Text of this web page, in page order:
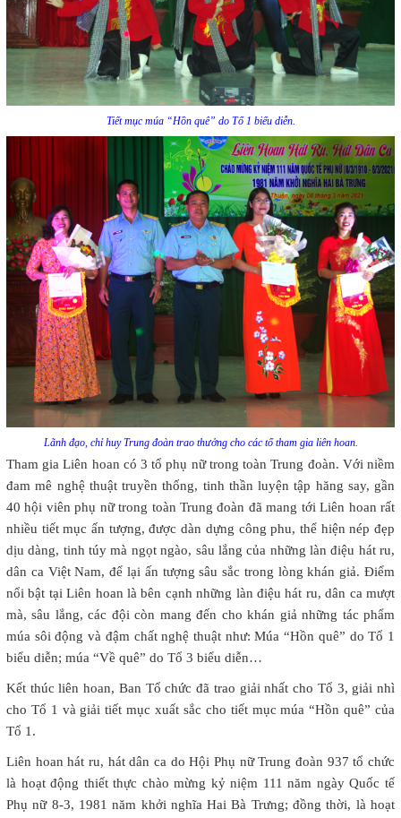
Tiết mục múa “Hồn quê” do Tổ 1 biểu diễn.
Lãnh đạo, chỉ huy Trung đoàn trao thưởng cho các tổ tham gia liên hoan.
Tham gia Liên hoan có 3 tổ phụ nữ trong toàn Trung đoàn. Với niềm
đam mê nghệ thuật truyền thống, tinh thần luyện tập hăng say, gần
40 hội viên phụ nữ trong toàn Trung đoàn đã mang tới Liên hoan rất
nhiều tiết mục ấn tượng, được dàn dựng công phu, thể hiện nép đẹp
dịu dàng, tinh túy mà ngọt ngào, sâu lắng của những làn điệu hát ru,
dân ca Việt Nam, để lại ấn tượng sâu sắc trong lòng khán giả. Điểm
nổi bật tại Liên hoan là bên cạnh những làn điệu hát ru, dân ca mượt
mà, sâu lắng, các đội còn mang đến cho khán giả những tác phẩm
múa sôi động và đậm chất nghệ thuật như: Múa “Hồn quê” do Tổ 1
biểu diễn; múa “Về quê” do Tổ 3 biểu diễn…
Kết thúc liên hoan, Ban Tổ chức đã trao giải nhất cho Tổ 3, giải nhì
cho Tổ 1 và giải tiết mục xuất sắc cho tiết mục múa “Hồn quê” của
Tổ 1.
Liên hoan hát ru, hát dân ca do Hội Phụ nữ Trung đoàn 937 tổ chức
là hoạt động thiết thực chào mừng kỷ niệm 111 năm ngày Quốc tế
Phụ nữ 8-3, 1981 năm khởi nghĩa Hai Bà Trưng; đồng thời, là hoạt